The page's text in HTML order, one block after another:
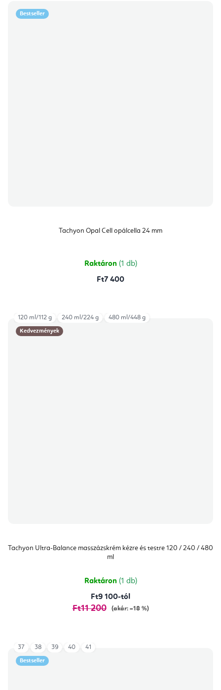
Bestseller
Tachyon Opal Cell opálcella 24 mm
Raktáron (1 db)
Ft7 400
Kedvezmények
Tachyon Ultra-Balance masszázskrém kézre és testre 120 / 240 / 480
ml
Raktáron (1 db)
Ft9 100-tól
Ft11 200 (akár: –18 %)
120 ml/112 g 240 ml/224 g 480 ml/448 g
Bestseller
37 38 39 40 41